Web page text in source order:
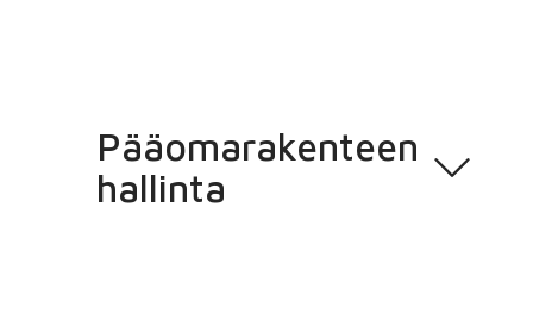
Pääomarakenteen
hallinta